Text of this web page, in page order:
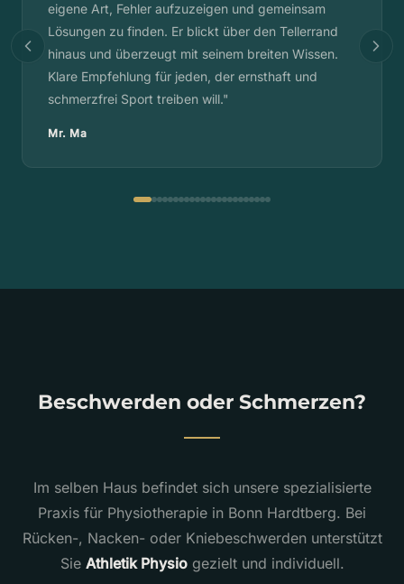
eigene Art, Fehler aufzuzeigen und gemeinsam
Lösungen zu finden. Er blickt über den Tellerrand
hinaus und überzeugt mit seinem breiten Wissen.
Klare Empfehlung für jeden, der ernsthaft und
schmerzfrei Sport treiben will."
Mr. Ma
Beschwerden oder Schmerzen?
Im selben Haus befindet sich unsere spezialisierte
Praxis für Physiotherapie in Bonn Hardtberg. Bei
Rücken-, Nacken- oder Kniebeschwerden unterstützt
Sie Athletik Physiogezielt und individuell.